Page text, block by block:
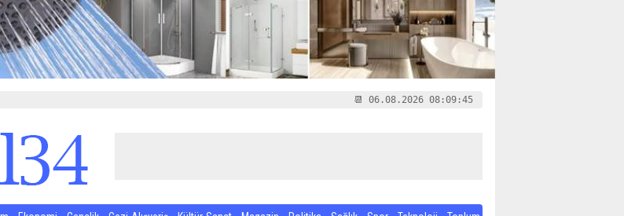
📆 06.08.2026 08:09:46